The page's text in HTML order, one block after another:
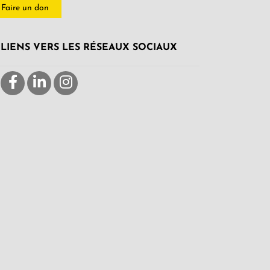
Faire un don
LIENS VERS LES RÉSEAUX SOCIAUX